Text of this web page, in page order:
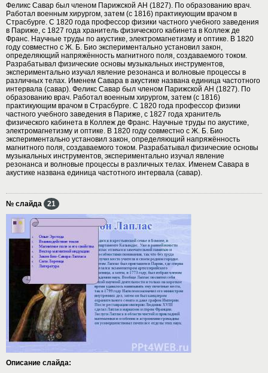
Феликс Савар был членом Парижской АН (1827). По образованию врач.
Работал военным хирургом, затем (с 1816) практикующим врачом в
Страсбурге. С 1820 года профессор физики частного учебного заведения
в Париже, с 1827 года хранитель физического кабинета в Коллеж де
Франс. Научные труды по акустике, электромагнетизму и оптике. В 1820
году совместно с Ж. Б. Био экспериментально установил закон,
определяющий напряжённость магнитного поля, создаваемого током.
Разрабатывал физические основы музыкальных инструментов,
экспериментально изучал явление резонанса и волновые процессы в
различных телах. Именем Савара в акустике названа единица частотного
интервала (савар). Феликс Савар был членом Парижской АН (1827). По
образованию врач. Работал военным хирургом, затем (с 1816)
практикующим врачом в Страсбурге. С 1820 года профессор физики
частного учебного заведения в Париже, с 1827 года хранитель
физического кабинета в Коллеж де Франс. Научные труды по акустике,
электромагнетизму и оптике. В 1820 году совместно с Ж. Б. Био
экспериментально установил закон, определяющий напряжённость
магнитного поля, создаваемого током. Разрабатывал физические основы
музыкальных инструментов, экспериментально изучал явление
резонанса и волновые процессы в различных телах. Именем Савара в
акустике названа единица частотного интервала (савар).
№ слайда 21
Описание слайда: